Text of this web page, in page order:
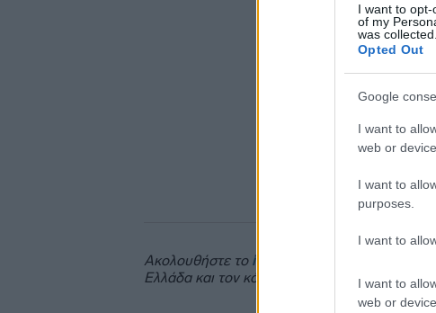
I want to
of my
was collected.
Opted Out
Google
I want to
web or
I want to
purposes.
I want to
I want to
web or
Ακολουθήστε το insider.gr στο Google News
Ελλάδα και τον κόσμο.